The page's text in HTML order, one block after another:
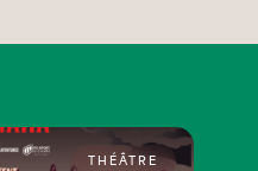
THÉÂTRE